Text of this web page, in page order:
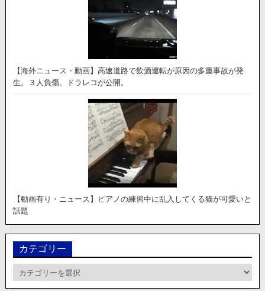
【海外ニュース・動画】高速道路で飲酒運転が原因の多重事故が発
生。３人負傷。ドラレコが公開。
【動画有り・ニュース】ピアノの練習中に乱入してくる猫が可愛いと
話題
カテゴリー
テ